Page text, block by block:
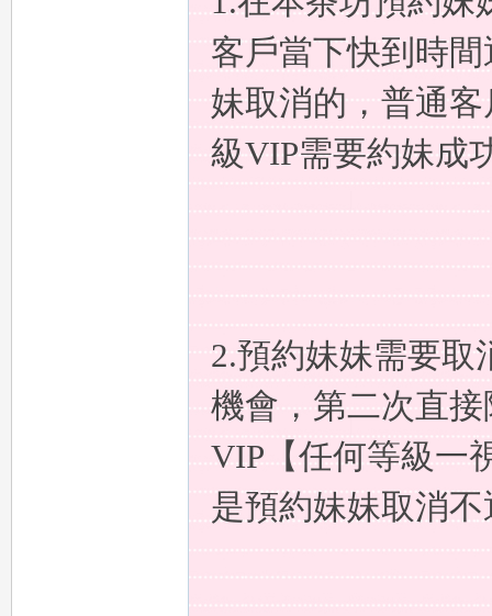
客戶當下快到時
妹取消的，普通
級VIP需要約妹成
2.預約妹妹需要取
機會，第二次直
VIP【任何等級一
是預約妹妹取消